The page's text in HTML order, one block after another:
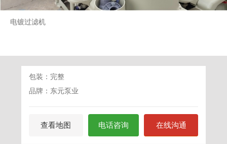
电镀过滤机
包装：完整
品牌：东元泵业
查看地图 电话咨询 在线沟通